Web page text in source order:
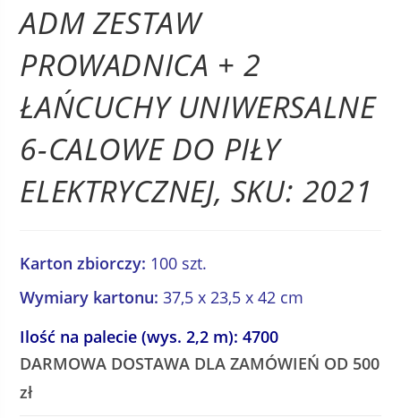
ADM ZESTAW
PROWADNICA + 2
ŁAŃCUCHY UNIWERSALNE
6-CALOWE DO PIŁY
ELEKTRYCZNEJ, SKU: 2021
Karton zbiorczy: 100 szt.
Wymiary kartonu:37,5 x 23,5 x 42 cm
Ilość na palecie (wys. 2,2 m): 4700
DARMOWA DOSTAWA DLA ZAMÓWIEŃ OD 500
zł